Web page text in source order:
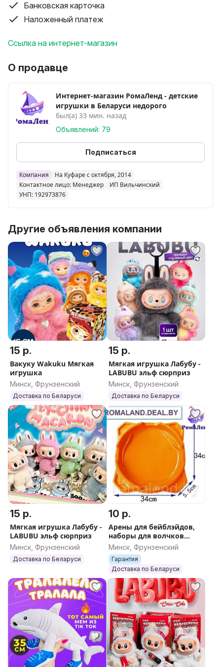
Банковская карточка
Наложенный платеж
Ссылка на интернет-магазин
О продавце
Интернет-магазин РомаЛенд - детские
игрушки в Беларуси недорого
был(а) 33 мин. назад
Объявлений: 79
Подписаться
Компания
На Куфаре с октября, 2014
Контактное лицо: Менеджер
ИП Вильчинский
УНП: 192973876
Другие объявления компании
15 р.
Вакуку Wakuku Мягкая
игрушка
Минск, Фрунзенский
Доставка по Беларуси
15 р.
Мягкая игрушка Лабубу -
LABUBU эльф сюрприз
Минск, Фрунзенский
Доставка по Беларуси
15 р.
Мягкая игрушка Лабубу -
LABUBU эльф сюрприз
Минск, Фрунзенский
Доставка по Беларуси
10 р.
Арены для бейблэйдов,
наборы для волчков
(разные)
Минск, Фрунзенский
Гарантия
Доставка по Беларуси